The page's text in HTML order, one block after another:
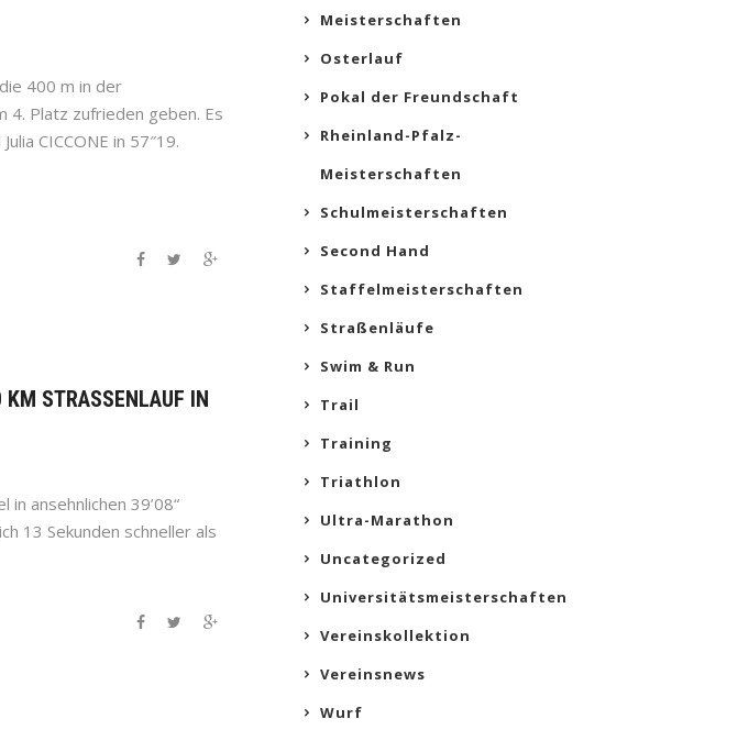
400 m in der
4. Platz zufrieden geben. Es
CICCONE in 57″19.
STRASSENLAUF IN
ansehnlichen 39’08“
13 Sekunden schneller als
Meisterschaften
Osterlauf
Pokal der Freundschaft
Rheinland-Pfalz-
Meisterschaften
Schulmeisterschaften
Second Hand
Staffelmeisterschaften
Straßenläufe
Swim & Run
Trail
Training
Triathlon
Ultra-Marathon
Uncategorized
Universitätsmeisterschaften
Vereinskollektion
Vereinsnews
Wurf